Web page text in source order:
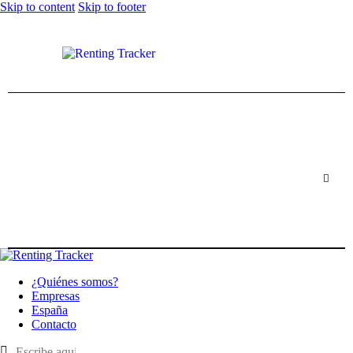
Skip to content Skip to footer
¿Quiénes somos?
Empresas
España
Contacto